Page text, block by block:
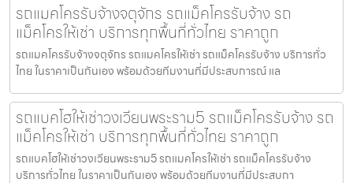
รถแมคโครรับจ้างจตุจักร รถแม็คโครรับจ้าง รถ
แม็คโครให้เช่า บริการทุกพื้นที่ทั่วไทย ราคาถูก
รถแมคโครรับจ้างจตุจักร รถแมคโครให้เช่า รถแม็คโครรับจ้าง บริการทั่ว
ไทย ในราคาเป็นกันเอง พร้อมด้วยทีมงานที่มีประสบการณ์ แล
รถแบคโฮให้เช่าวงเวียนพระราม5 รถแม็คโครรับจ้าง รถ
แม็คโครให้เช่า บริการทุกพื้นที่ทั่วไทย ราคาถูก
รถแบคโฮให้เช่าวงเวียนพระราม5 รถแมคโครให้เช่า รถแม็คโครรับจ้าง
บริการทั่วไทย ในราคาเป็นกันเอง พร้อมด้วยทีมงานที่มีประสบกา